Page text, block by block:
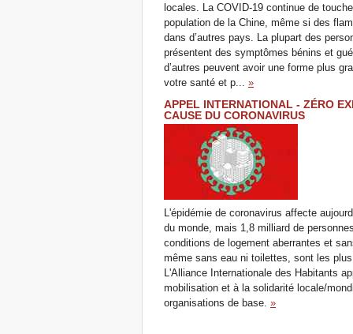
locales. La COVID-19 continue de
population de la Chine, même si des
dans d’autres pays. La plupart des
présentent des symptômes bénins et
d’autres peuvent avoir une forme plus
votre santé et p...»
APPEL INTERNATIONAL - ZÉRO
CAUSE DU CORONAVIRUS
L'épidémie de coronavirus affecte
du monde, mais 1,8 milliard de
conditions de logement aberrantes et
même sans eau ni toilettes, sont les
L'Alliance Internationale des Habitants
mobilisation et à la solidarité locale/
organisations de base.»